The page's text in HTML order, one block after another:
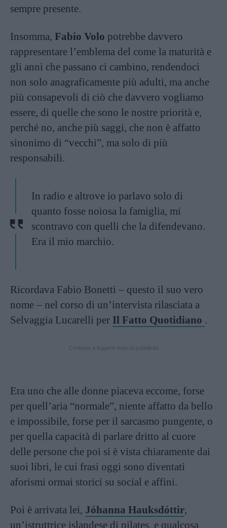
sempre presente.
Insomma, Fabio Volo potrebbe davvero
rappresentare l’emblema del come la maturità e
gli anni che passano ci cambino, rendendoci
non solo anagraficamente più adulti, ma anche
più consapevoli di ciò che davvero vogliamo
essere, di quelle che sono le nostre priorità e,
perché no, anche più saggi, che non è affatto
sinonimo di “vecchi”, ma solo di più
responsabili.
In radio e altrove io parlavo solo di
quanto fosse noiosa la famiglia, mi
scontravo con quelli che la difendevano.
Era il mio marchio.
Ricordava Fabio Bonetti – questo il suo vero
nome – nel corso di un’intervista rilasciata a
Selvaggia Lucarelli per Il Fatto Quotidiano .
Era uno che alle donne piaceva eccome, forse
per quell’aria “normale”, niente affatto da bello
e impossibile, forse per il sarcasmo pungente, o
per quella capacità di parlare dritto al cuore
delle persone che poi si è vista chiaramente dai
suoi libri, le cui frasi oggi sono diventati
aforismi ormai storici su social e affini.
Poi è arrivata lei, Jóhanna Hauksdóttir,
un’istruttrice islandese di pilates, e qualcosa